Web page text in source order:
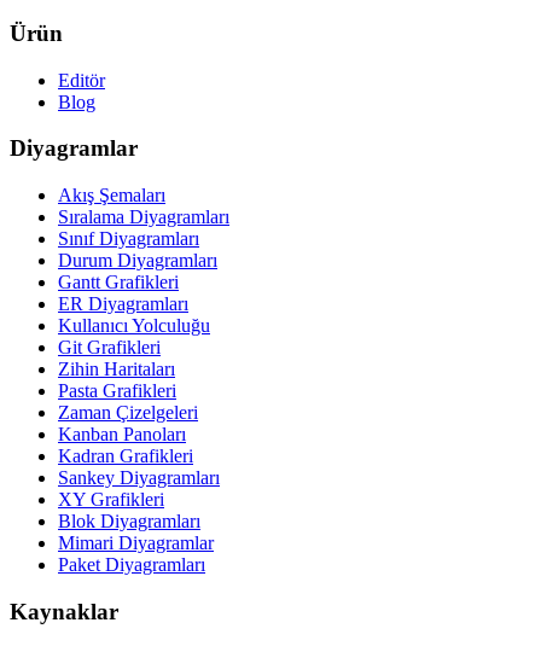
Ürün
Editör
Blog
Diyagramlar
Akış Şemaları
Sıralama Diyagramları
Sınıf Diyagramları
Durum Diyagramları
Gantt Grafikleri
ER Diyagramları
Kullanıcı Yolculuğu
Git Grafikleri
Zihin Haritaları
Pasta Grafikleri
Zaman Çizelgeleri
Kanban Panoları
Kadran Grafikleri
Sankey Diyagramları
XY Grafikleri
Blok Diyagramları
Mimari Diyagramlar
Paket Diyagramları
Kaynaklar